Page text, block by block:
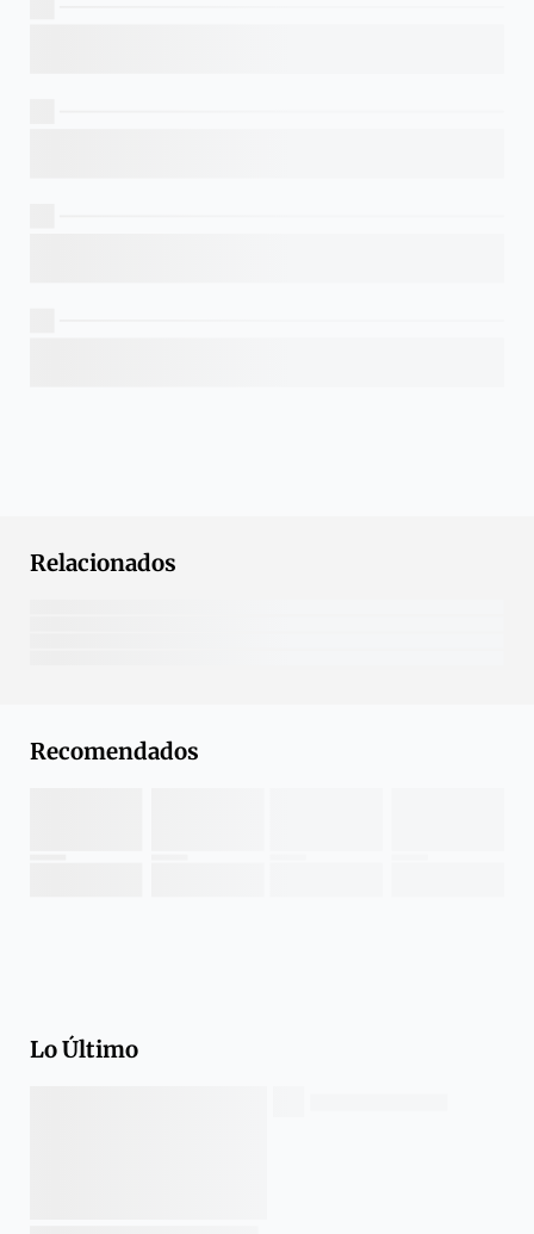
Relacionados
Recomendados
Lo Último